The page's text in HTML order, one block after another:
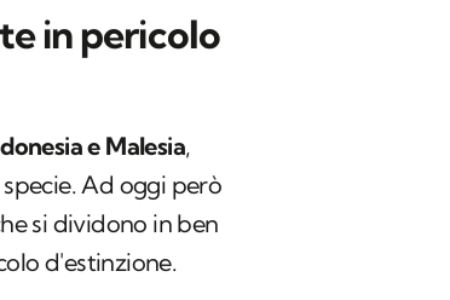
in pericolo
e Malesia,
Ad oggi però
si dividono in ben
d'estinzione.